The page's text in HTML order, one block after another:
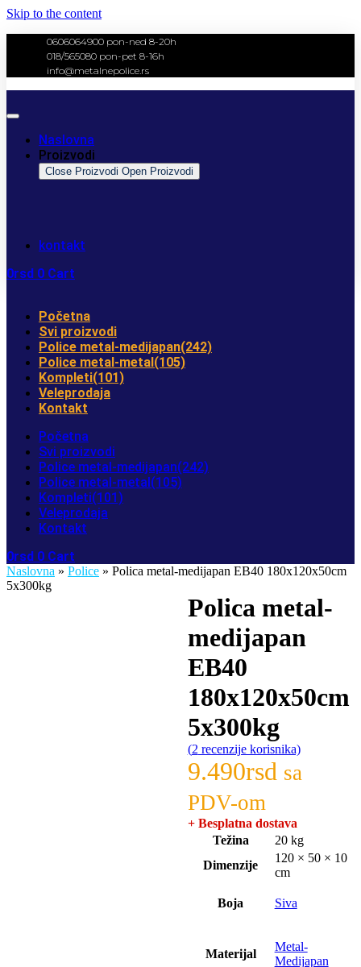
Skip to the content
0606064900 pon-ned 8-20h
018/565080 pon-pet 8-16h
info@metalnepolice.rs
Naslovna
Proizvodi
Close Proizvodi Open Proizvodi
kontakt
0rsd 0 Cart
Početna
Svi proizvodi
Police metal-medijapan(242)
Police metal-metal(105)
Kompleti(101)
Veleprodaja
Kontakt
Početna
Svi proizvodi
Police metal-medijapan(242)
Police metal-metal(105)
Kompleti(101)
Veleprodaja
Kontakt
0rsd 0 Cart
Naslovna » Police » Polica metal-medijapan EB40 180x120x50cm
5x300kg
Polica metal-
medijapan
EB40
180x120x50cm
5x300kg
(2 recenzije korisnika)
9.490rsd sa
PDV-om
+ Besplatna dostava
Težina
20 kg
Dimenzije
120 × 50 × 10
cm
Boja Siva
Materijal
Metal-
Medijapan